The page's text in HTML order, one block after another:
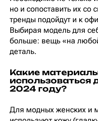
но и сопоставить их
тренды подойдут и к
Выбирая модель для
больше: вещь «на
деталь.
Какие
использоваться
2024 году?
Для модных женских и